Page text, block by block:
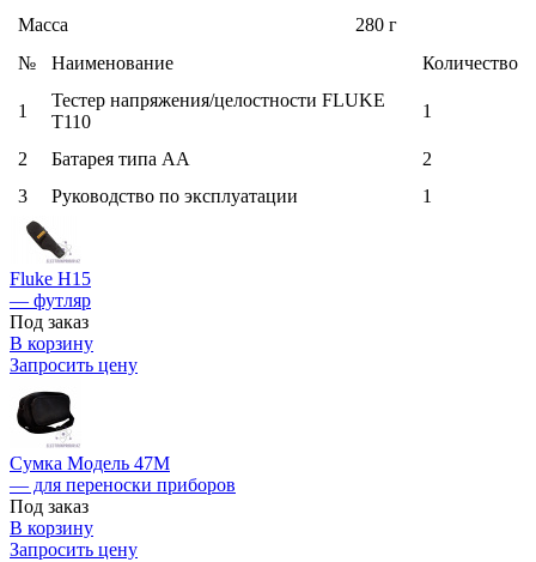
Масса
280 г
№
Наименование Количество
1
Тестер напряжения/целостности FLUKE
T110
1
2 Батарея типа АА
2
3
Руководство по эксплуатации 1
Fluke H15
— футляр
Под заказ
В корзину
Запросить цену
Сумка Модель 47М
— для переноски приборов
Под заказ
В корзину
Запросить цену